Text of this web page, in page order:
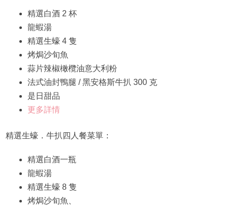
精選白酒 2 杯
龍蝦湯
精選生蠔 4 隻
烤焗沙旬魚
蒜片辣椒橄欖油意大利粉
法式油封鴨腿 / 黑安格斯牛扒 300 克
是日甜品
更多詳情
精選生蠔．牛扒四人餐菜單：
精選白酒一瓶
龍蝦湯
精選生蠔 8 隻
烤焗沙旬魚、